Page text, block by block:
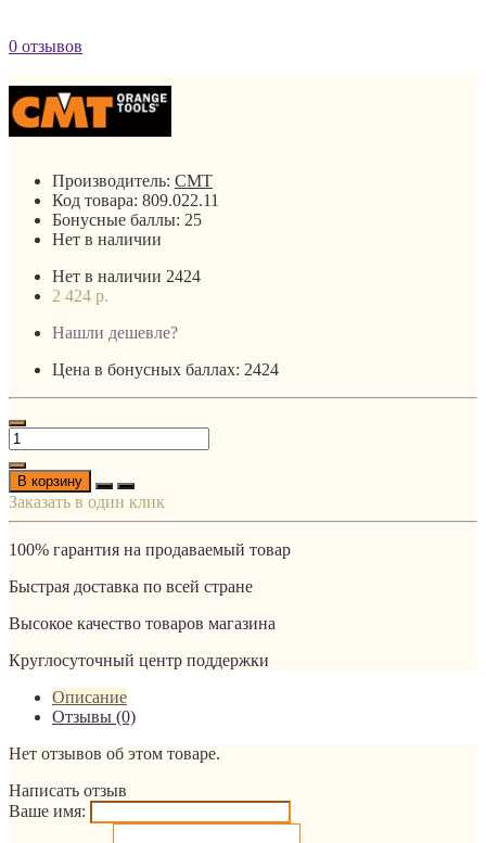
0 отзывов
Производитель: CMT
Код товара: 809.022.11
Бонусные баллы: 25
Нет в наличии
Нет в наличии 2424
2 424 р.
Нашли дешевле?
Цена в бонусных баллах: 2424
В корзину
Заказать в один клик
100% гарантия на продаваемый товар
Быстрая доставка по всей стране
Высокое качество товаров магазина
Круглосуточный центр поддержки
Описание
Отзывы (0)
Нет отзывов об этом товаре.
Написать отзыв
Ваше имя: